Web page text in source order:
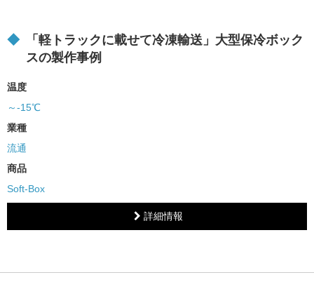
「軽トラックに載せて冷凍輸送」大型保冷ボック
スの製作事例
温度
～-15℃
業種
流通
商品
Soft-Box
詳細情報